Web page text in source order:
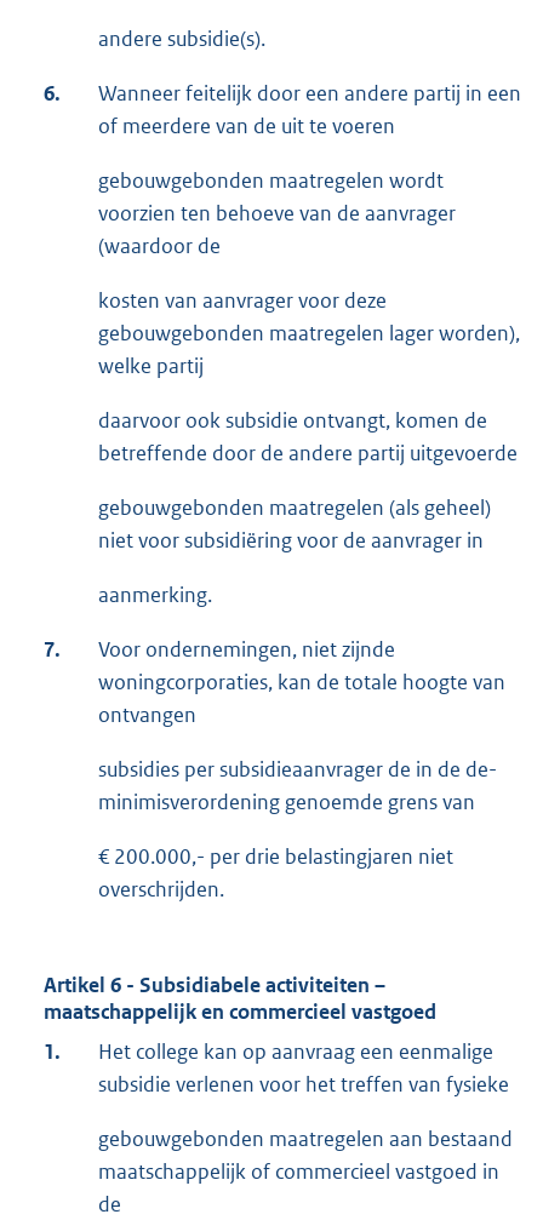
andere subsidie(s).
6.
Wanneer feitelijk door een andere partij in een
of meerdere van de uit te voeren
gebouwgebonden maatregelen wordt
voorzien ten behoeve van de aanvrager
(waardoor de
kosten van aanvrager voor deze
gebouwgebonden maatregelen lager worden),
welke partij
daarvoor ook subsidie ontvangt, komen de
betreffende door de andere partij uitgevoerde
gebouwgebonden maatregelen (als geheel)
niet voor subsidiëring voor de aanvrager in
aanmerking.
7.
Voor ondernemingen, niet zijnde
woningcorporaties, kan de totale hoogte van
ontvangen
subsidies per subsidieaanvrager de in de de-
minimisverordening genoemde grens van
€ 200.000,- per drie belastingjaren niet
overschrijden.
Artikel 6 - Subsidiabele activiteiten –
maatschappelijk en commercieel vastgoed
1.
Het college kan op aanvraag een eenmalige
subsidie verlenen voor het treffen van fysieke
gebouwgebonden maatregelen aan bestaand
maatschappelijk of commercieel vastgoed in
de